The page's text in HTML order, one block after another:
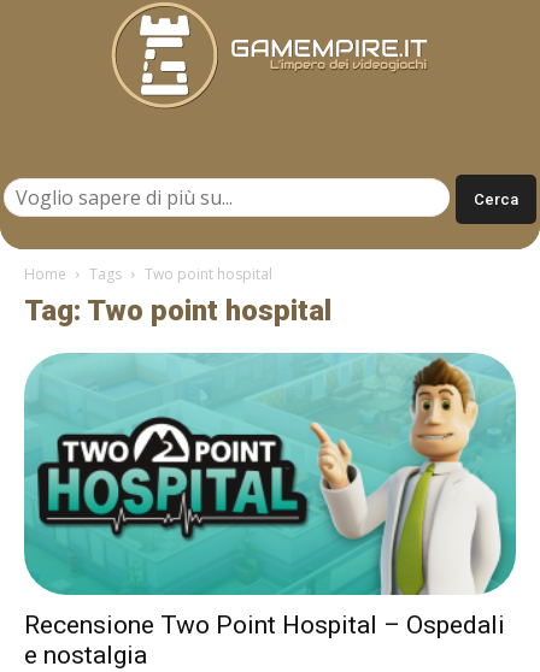
Home Tags Two point hospital
Tag: Two point hospital
Recensione Two Point Hospital – Ospedali
e nostalgia